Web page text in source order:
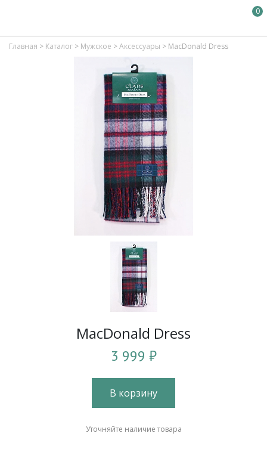
0
Главная > Каталог > Мужское >Аксессуары > MacDonald Dress
MacDonald Dress
3 999 ₽
В корзину
Уточняйте наличие товара